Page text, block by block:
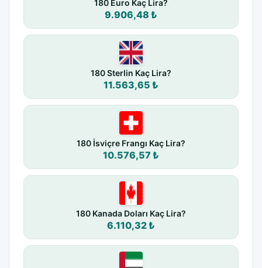
180 Euro Kaç Lira?
9.906,48 ₺
180 Sterlin Kaç Lira?
11.563,65 ₺
180 İsviçre Frangı Kaç Lira?
10.576,57 ₺
180 Kanada Doları Kaç Lira?
6.110,32 ₺